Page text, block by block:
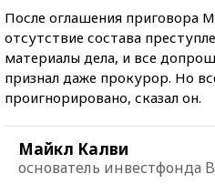
После оглашения приговора
отсутствие состава
материалы дела, и все
признал даже прокурор. Но
проигнорировано, сказал он.
Майкл Калви
основатель инвестфонда